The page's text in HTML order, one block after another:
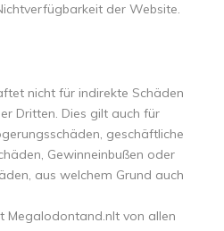
der Website.
nicht für indirekte Schäden
Dritten. Dies gilt auch für
geschäftliche
Gewinneinbußen oder
aus welchem Grund auch
Megalodontand.nlt von allen